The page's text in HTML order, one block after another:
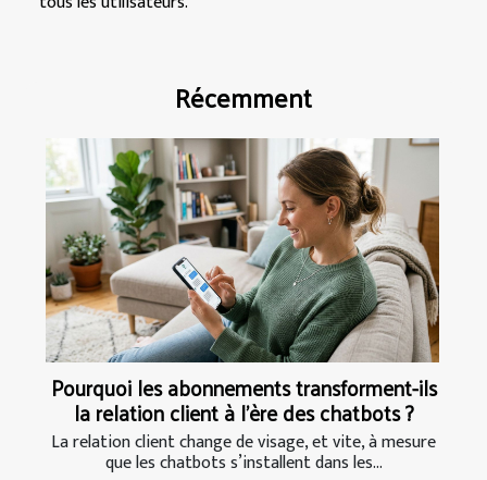
Récemment
Pourquoi les abonnements transforment-ils
la relation client à l’ère des chatbots ?
La relation client change de visage, et vite, à mesure
que les chatbots s’installent dans les...